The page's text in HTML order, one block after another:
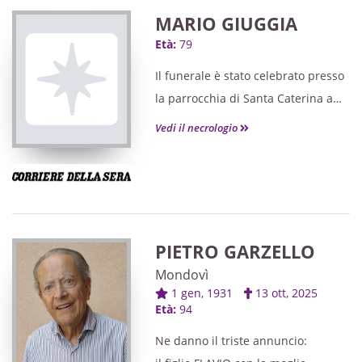
MARIO GIUGGIA
Età: 79
Il funerale è stato celebrato presso
la parrocchia di Santa Caterina a
Villanova Mondovì.
Vedi il necrologio
PIETRO GARZELLO
Mondovì
1 gen, 1931
13 ott, 2025
Età: 94
Ne danno il triste annuncio: